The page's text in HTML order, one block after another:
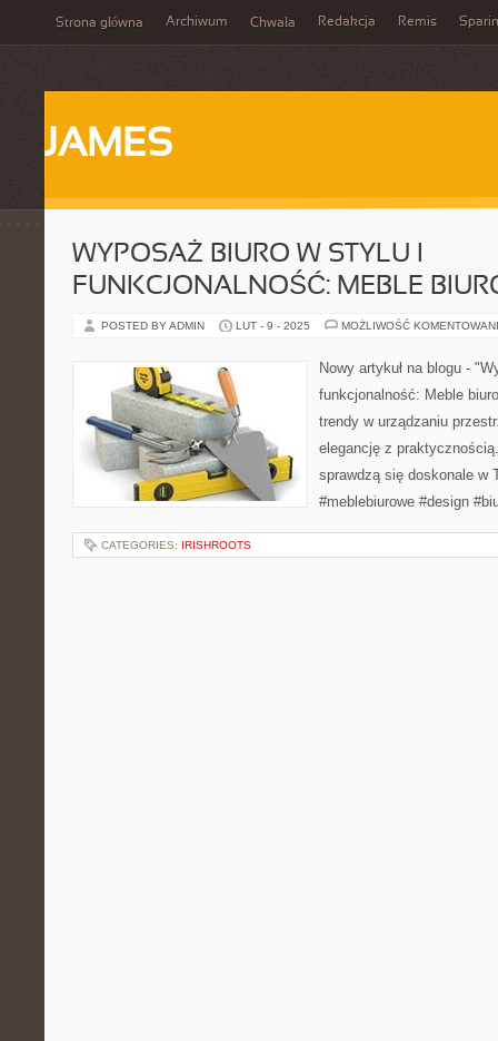
Strona główna Archiwum Chwała Redakcja Remis
JAMES
WYPOSAŻ BIURO W STYLU I
FUNKCJONALNOŚĆ: MEBLE
POSTED BY ADMIN LUT - 9 - 2025 MOŻLIWOŚĆ
Nowy artykuł na blogu -
funkcjonalność: Meble
trendy w urządzaniu
elegancję z
sprawdzą się doskonale w
#meblebiurowe #design
CATEGORIES: IRISHROOTS